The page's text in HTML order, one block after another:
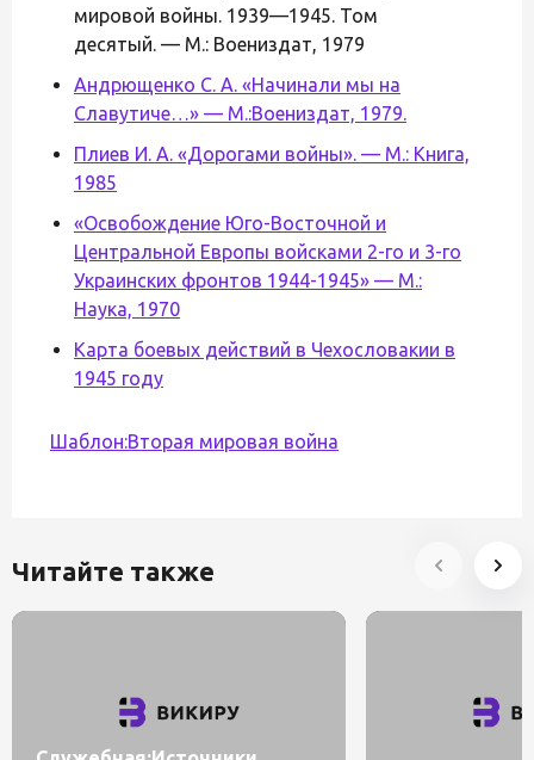
мировой войны. 1939—1945. Том
десятый. — М.: Воениздат, 1979
Андрющенко С. А. «Начинали мы на
Славутиче…» — М.:Воениздат, 1979.
Плиев И. А. «Дорогами войны». — М.: Книга,
1985
«Освобождение Юго-Восточной и
Центральной Европы войсками 2-го и 3-го
Украинских фронтов 1944-1945» — М.:
Наука, 1970
Карта боевых действий в Чехословакии в
1945 году
Шаблон:Вторая мировая война
Читайте также